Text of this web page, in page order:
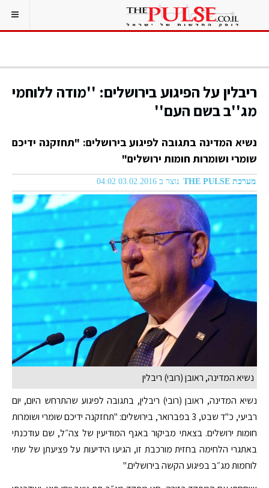
ריבלין על הפיגוע בירושלים: ''מודה ללוחמי
מג''ב בשם העם''
נשיא המדינה בתגובה לפיגוע בירושלים: "תחזקנה ידיכם
שומרי ושומרות חומות ירושלים"
מערכת THE PULSE נוצר ב 03.02.2016 04:02
נשיא המדינה, ראובן (רובי) ריבלין
נשיא המדינה, ראובן (רובי) ריבלין, בתגובה לפיגוע שהתרחש היום, יום
רביעי, כ"ד שבט, 3 בפברואר, בירושלים: "תחזקנה ידיכם שומרי ושומרות
חומות ירושלים. בצאתי מביקור באגף המודיעין של צה״ל, שם עודכנתי
באתגרי הלחימה בחזית מורכבת זו, הגיעו הידיעות על פציעתן של שתי
לוחמות מג״ב בפיגוע הקשה בירושלים."